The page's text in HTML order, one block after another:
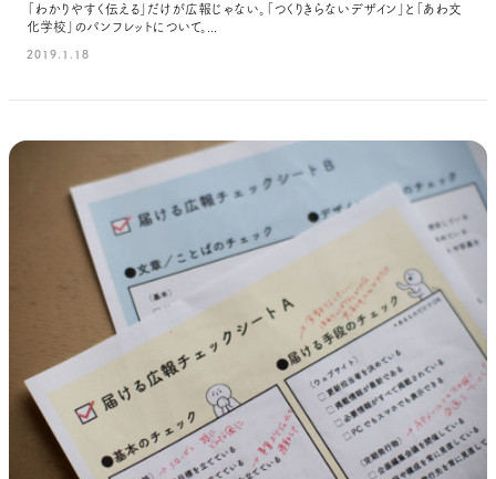
「わかりやすく伝える」だけが広報じゃない。「つくりきらないデザイン」と「あわ文
化学校」のパンフレットについて。...
2019.1.18